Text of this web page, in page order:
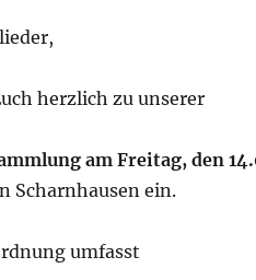
herzlich zu unserer
am Freitag, den
Scharnhausen ein.
umfasst